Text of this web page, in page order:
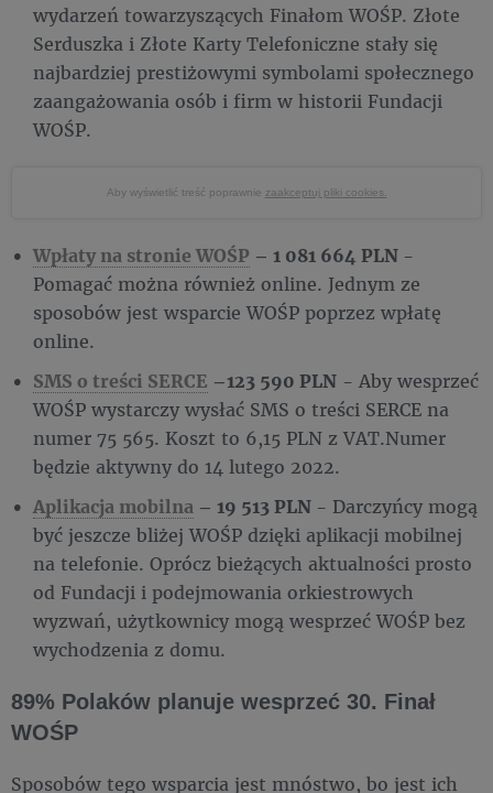
wydarzeń towarzyszących Finałom WOŚP. Złote
Serduszka i Złote Karty Telefoniczne stały się
najbardziej prestiżowymi symbolami społecznego
zaangażowania osób i firm w historii Fundacji
WOŚP.
Aby wyświetlić treść poprawnie zaakceptuj pliki cookies.
Wpłaty na stronie WOŚP – 1 081 664 PLN -
Pomagać można również online. Jednym ze
sposobów jest wsparcie WOŚP poprzez wpłatę
online.
SMS o treści SERCE –123 590 PLN - Aby wesprzeć
WOŚP wystarczy wysłać SMS o treści SERCE na
numer 75 565. Koszt to 6,15 PLN z VAT.Numer
będzie aktywny do 14 lutego 2022.
Aplikacja mobilna – 19 513 PLN - Darczyńcy mogą
być jeszcze bliżej WOŚP dzięki aplikacji mobilnej
na telefonie. Oprócz bieżących aktualności prosto
od Fundacji i podejmowania orkiestrowych
wyzwań, użytkownicy mogą wesprzeć WOŚP bez
wychodzenia z domu.
89% Polaków planuje wesprzeć 30. Finał
WOŚP
Sposobów tego wsparcia jest mnóstwo, bo jest ich